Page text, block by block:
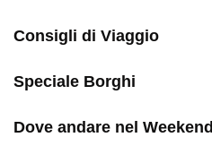
Consigli di Viaggio
Speciale Borghi
Dove andare nel Weekend